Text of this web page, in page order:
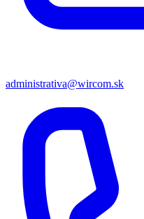
administrativa@wircom.sk